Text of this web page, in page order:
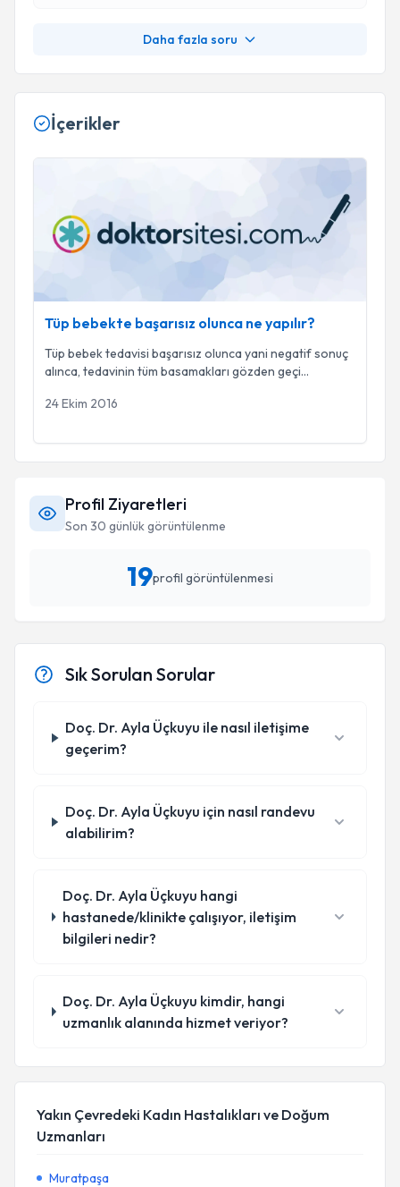
Daha fazla soru
İçerikler
Tüp bebekte başarısız olunca ne yapılır?
Tüp bebek tedavisi başarısız olunca yani negatif sonuç
alınca, tedavinin tüm basamakları gözden geçi...
24 Ekim 2016
Profil Ziyaretleri
Son 30 günlük görüntülenme
19profil görüntülenmesi
Sık Sorulan Sorular
Doç. Dr. Ayla Üçkuyu ile nasıl iletişime
geçerim?
Doç. Dr. Ayla Üçkuyu için nasıl randevu
alabilirim?
Doç. Dr. Ayla Üçkuyu hangi
hastanede/klinikte çalışıyor, iletişim
bilgileri nedir?
Doç. Dr. Ayla Üçkuyu kimdir, hangi
uzmanlık alanında hizmet veriyor?
Yakın Çevredeki Kadın Hastalıkları ve Doğum
Uzmanları
Muratpaşa